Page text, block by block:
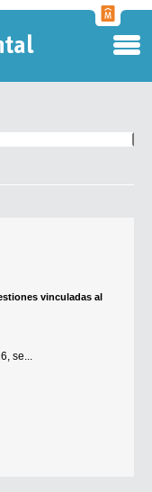
vinculadas al
se...